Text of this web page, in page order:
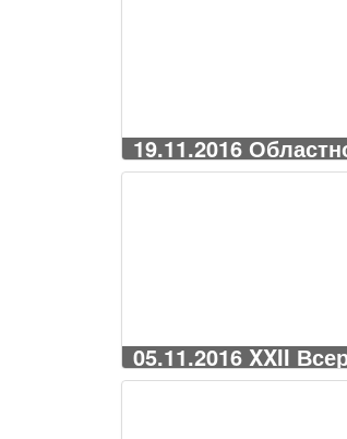
19.11.2016
05.11.2016 XXII